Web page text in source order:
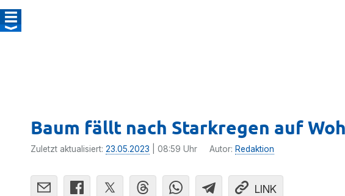
Baum fällt nach Starkregen auf
Zuletzt aktualisiert: 23.05.2023 | 08:59 Uhr Autor: Redaktion
LINK